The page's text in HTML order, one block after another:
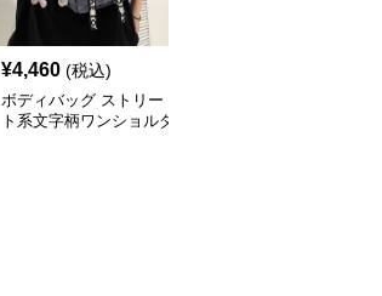
¥4,460 (税込)
ボディバッグ ストリー
ト系文字柄ワンショルダ